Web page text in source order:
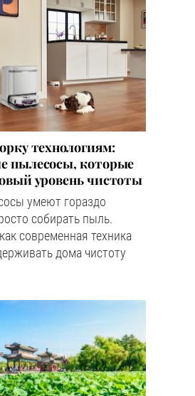
технологиям:
пылесосы, которые
уровень чистоты
умеют гораздо
собирать пыль.
современная техника
дома чистоту